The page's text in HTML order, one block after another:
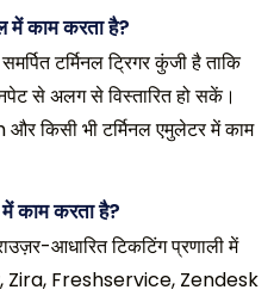
काम करता है?
टर्मिनल ट्रिगर कुंजी है ताकि
से अलग से विस्तारित हो सकें।
किसी भी टर्मिनल एमुलेटर में काम
काम करता है?
आधारित टिकटिंग प्रणाली में
Zira, Freshservice, Zendesk